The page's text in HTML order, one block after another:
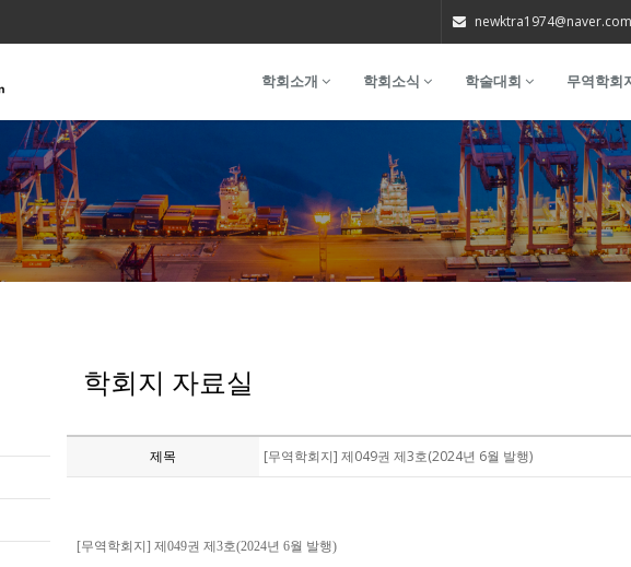
newktra1974@naver.com
학회소개 학회소식 학술대회 무역학회
학회지 자료실
제목 [무역학회지] 제049권 제3호(2024년 6월 발행)
[무역학회지] 제049권 제3호(2024년 6월 발행)